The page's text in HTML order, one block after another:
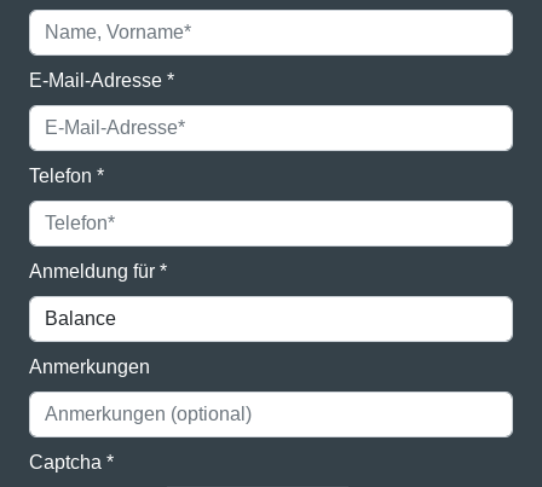
E-Mail-Adresse *
Telefon *
Anmeldung für *
Anmerkungen
Captcha *